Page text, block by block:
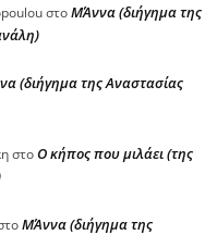
στοΜΆννα (διήγημα της
(διήγημα της Αναστασίας
στοΟ κήπος που μιλάει (της
ΜΆννα (διήγημα της